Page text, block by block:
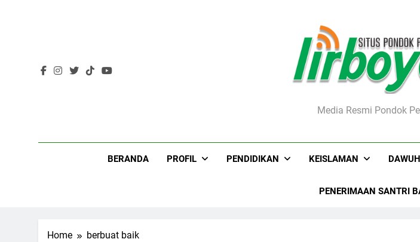
Lirboyo.netMedia Resmi Pondok
BERANDA PROFIL PENDIDIKAN KEISLAMAN
PENERIMAAN SANTRI
Home berbuat baik